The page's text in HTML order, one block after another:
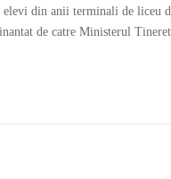
din anii terminali de
de catre Ministerul